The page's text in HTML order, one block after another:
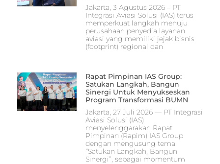
Jakarta, 3 Agustus 2026 – PT
Integrasi Aviasi Solusi (IAS) terus
memperkuat langkah menuju
perusahaan penyedia layanan
aviasi yang memiliki jejak bisnis
(footprint) regional dan
Rapat Pimpinan IAS Group:
Satukan Langkah, Bangun
Sinergi Untuk Menyukseskan
Program Transformasi BUMN
Jakarta, 27 Juli 2026 — PT Integrasi
Aviasi Solusi (IAS)
menyelenggarakan Rapat
Pimpinan (Rapim) IAS Group
dengan mengusung tema
“Satukan Langkah, Bangun
Sinergi”, sebagai momentum